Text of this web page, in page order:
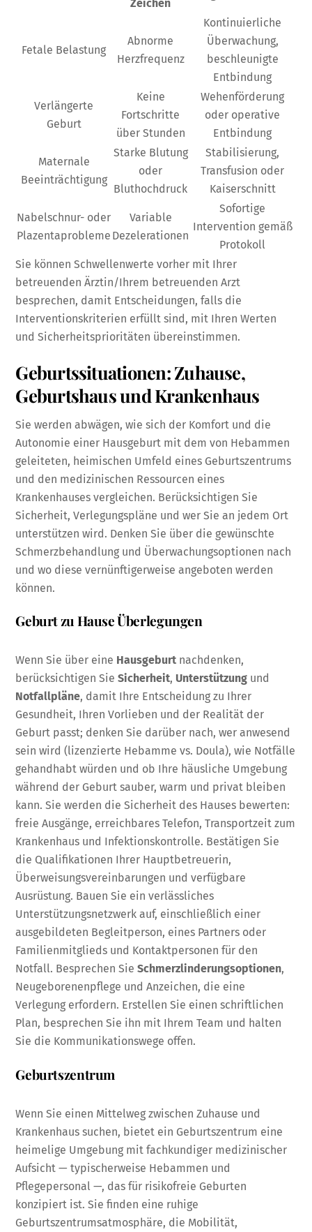
Zeichen
Fetale Belastung
Abnorme
Herzfrequenz
Kontinuierliche
Überwachung,
beschleunigte
Entbindung
Verlängerte
Geburt
Keine
Fortschritte
über Stunden
Wehenförderung
oder operative
Entbindung
Maternale
Beeinträchtigung
Starke Blutung
oder
Bluthochdruck
Stabilisierung,
Transfusion oder
Kaiserschnitt
Nabelschnur- oder
Plazentaprobleme
Variable
Dezelerationen
Sofortige
Intervention gemäß
Protokoll
Sie können Schwellenwerte vorher mit Ihrer
betreuenden Ärztin/Ihrem betreuenden Arzt
besprechen, damit Entscheidungen, falls die
Interventionskriterien erfüllt sind, mit Ihren Werten
und Sicherheitsprioritäten übereinstimmen.
Geburtssituationen: Zuhause,
Geburtshaus und Krankenhaus
Sie werden abwägen, wie sich der Komfort und die
Autonomie einer Hausgeburt mit dem von Hebammen
geleiteten, heimischen Umfeld eines Geburtszentrums
und den medizinischen Ressourcen eines
Krankenhauses vergleichen. Berücksichtigen Sie
Sicherheit, Verlegungspläne und wer Sie an jedem Ort
unterstützen wird. Denken Sie über die gewünschte
Schmerzbehandlung und Überwachungsoptionen nach
und wo diese vernünftigerweise angeboten werden
können.
Geburt zu Hause Überlegungen
Wenn Sie über eine Hausgeburt nachdenken,
berücksichtigen SieSicherheit, Unterstützung und
Notfallpläne, damit Ihre Entscheidung zu Ihrer
Gesundheit, Ihren Vorlieben und der Realität der
Geburt passt; denken Sie darüber nach, wer anwesend
sein wird (lizenzierte Hebamme vs. Doula), wie Notfälle
gehandhabt würden und ob Ihre häusliche Umgebung
während der Geburt sauber, warm und privat bleiben
kann. Sie werden die Sicherheit des Hauses bewerten:
freie Ausgänge, erreichbares Telefon, Transportzeit zum
Krankenhaus und Infektionskontrolle. Bestätigen Sie
die Qualifikationen Ihrer Hauptbetreuerin,
Überweisungsvereinbarungen und verfügbare
Ausrüstung. Bauen Sie ein verlässliches
Unterstützungsnetzwerk auf, einschließlich einer
ausgebildeten Begleitperson, eines Partners oder
Familienmitglieds und Kontaktpersonen für den
Notfall. Besprechen SieSchmerzlinderungsoptionen,
Neugeborenenpflege und Anzeichen, die eine
Verlegung erfordern. Erstellen Sie einen schriftlichen
Plan, besprechen Sie ihn mit Ihrem Team und halten
Sie die Kommunikationswege offen.
Geburtszentrum
Wenn Sie einen Mittelweg zwischen Zuhause und
Krankenhaus suchen, bietet ein Geburtszentrum eine
heimelige Umgebung mit fachkundiger medizinischer
Aufsicht — typischerweise Hebammen und
Pflegepersonal —, das für risikofreie Geburten
konzipiert ist. Sie finden eine ruhige
Geburtszentrumsatmosphäre, die Mobilität,